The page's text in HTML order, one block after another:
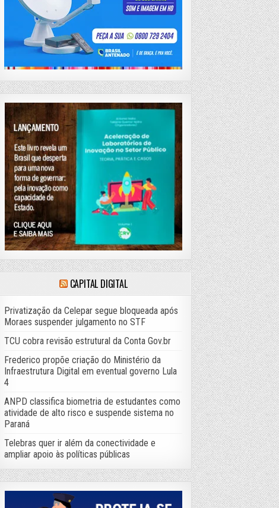
CAPITAL DIGITAL
Privatização da Celepar segue bloqueada após
Moraes suspender julgamento no STF
TCU cobra revisão estrutural da Conta Gov.br
Frederico propõe criação do Ministério da
Infraestrutura Digital em eventual governo Lula
4
ANPD classifica biometria de estudantes como
atividade de alto risco e suspende sistema no
Paraná
Telebras quer ir além da conectividade e
ampliar apoio às políticas públicas